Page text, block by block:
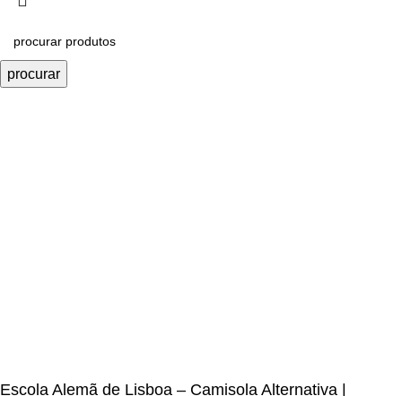
procurar
Escola Alemã de Lisboa – Camisola Alternativa |